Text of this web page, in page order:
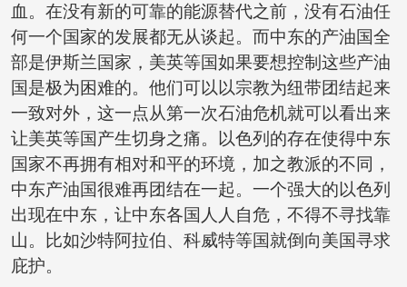
血。在没有新的可靠的能源替代之前，没有石油任
何一个国家的发展都无从谈起。而中东的产油国全
部是伊斯兰国家，美英等国如果要想控制这些产油
国是极为困难的。他们可以以宗教为纽带团结起来
一致对外，这一点从第一次石油危机就可以看出来
让美英等国产生切身之痛。以色列的存在使得中东
国家不再拥有相对和平的环境，加之教派的不同，
中东产油国很难再团结在一起。一个强大的以色列
出现在中东，让中东各国人人自危，不得不寻找靠
山。比如沙特阿拉伯、科威特等国就倒向美国寻求
庇护。